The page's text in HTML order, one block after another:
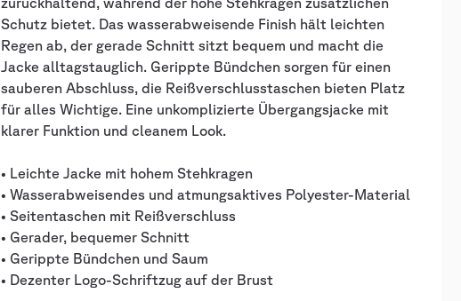
Schutz bietet. Das wasserabweisende Finish hält leichten
Regen ab, der gerade Schnitt sitzt bequem und macht die
Jacke alltagstauglich. Gerippte Bündchen sorgen für einen
sauberen Abschluss, die Reißverschlusstaschen bieten Platz
für alles Wichtige. Eine unkomplizierte Übergangsjacke mit
klarer Funktion und cleanem Look.
• Leichte Jacke mit hohem Stehkragen
• Wasserabweisendes und atmungsaktives Polyester-Material
• Seitentaschen mit Reißverschluss
• Gerader, bequemer Schnitt
• Gerippte Bündchen und Saum
• Dezenter Logo-Schriftzug auf der Brust